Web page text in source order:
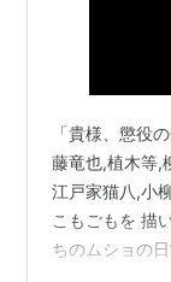
「貴様、懲役
藤竜也,植木等,
江戸家猫八,小
こもごもを 描
ちのムショの